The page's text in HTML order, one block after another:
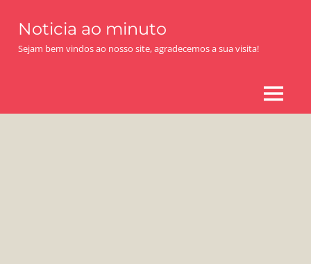
content
Noticia ao minuto
Sejam bem vindos ao nosso site, agradecemos a sua visita!
MENU